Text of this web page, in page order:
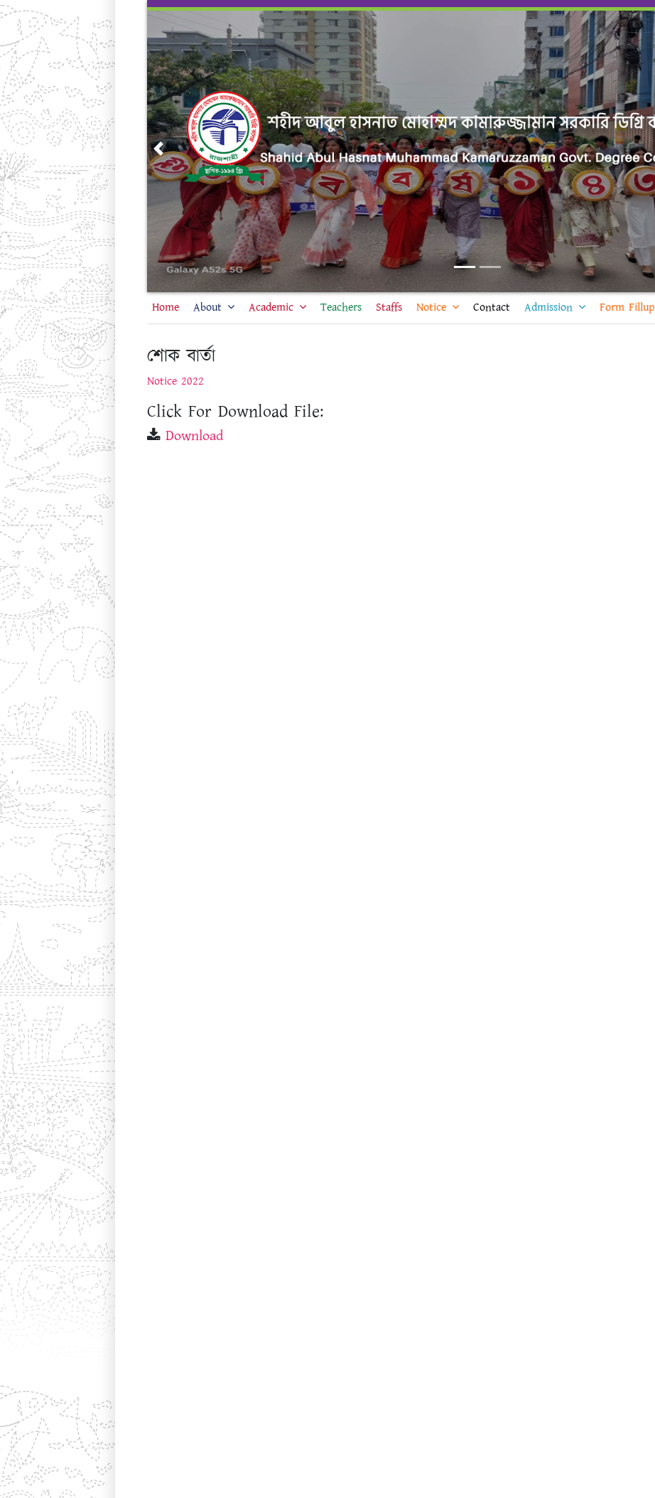
Skip
content
Previous
Home About Academic Teachers Staffs Notice Contact Admission Form Fillup
শোক বার্তা
Notice 2022
Click For Download File:
Download